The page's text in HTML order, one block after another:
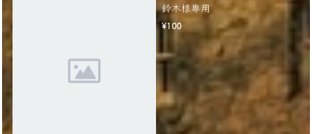
鈴木様専用
¥100